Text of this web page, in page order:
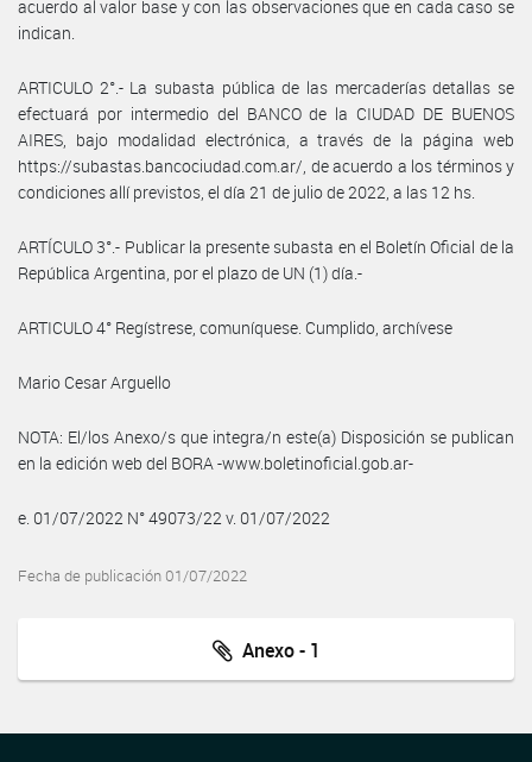
acuerdo al valor base y con las observaciones que en cada caso se
indican.
ARTICULO 2°.- La subasta pública de las mercaderías detallas se
efectuará por intermedio del BANCO de la CIUDAD DE BUENOS
AIRES, bajo modalidad electrónica, a través de la página web
https://subastas.bancociudad.com.ar/, de acuerdo a los términos y
condiciones allí previstos, el día 21 de julio de 2022, a las 12 hs.
ARTÍCULO 3°.- Publicar la presente subasta en el Boletín Oficial de la
República Argentina, por el plazo de UN (1) día.-
ARTICULO 4° Regístrese, comuníquese. Cumplido, archívese
Mario Cesar Arguello
NOTA: El/los Anexo/s que integra/n este(a) Disposición se publican
en la edición web del BORA -www.boletinoficial.gob.ar-
e. 01/07/2022 N° 49073/22 v. 01/07/2022
Fecha de publicación 01/07/2022
Anexo - 1